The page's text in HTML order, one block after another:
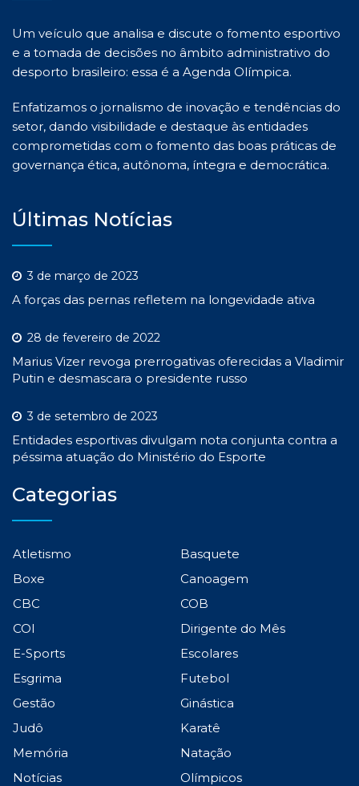
Um veículo que analisa e discute o fomento esportivo
e a tomada de decisões no âmbito administrativo do
desporto brasileiro: essa é a Agenda Olímpica.
Enfatizamos o jornalismo de inovação e tendências do
setor, dando visibilidade e destaque às entidades
comprometidas com o fomento das boas práticas de
governança ética, autônoma, íntegra e democrática.
Últimas Notícias
3 de março de 2023
A forças das pernas refletem na longevidade ativa
28 de fevereiro de 2022
Marius Vizer revoga prerrogativas oferecidas a Vladimir
Putin e desmascara o presidente russo
3 de setembro de 2023
Entidades esportivas divulgam nota conjunta contra a
péssima atuação do Ministério do Esporte
Categorias
Atletismo
Basquete
Boxe
Canoagem
CBC
COB
COI
Dirigente do Mês
E-Sports
Escolares
Esgrima
Futebol
Gestão
Ginástica
Judô
Karatê
Memória
Natação
Notícias
Olímpicos